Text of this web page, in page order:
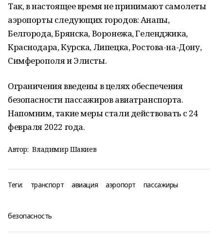
Так, в настоящее время не принимают самолеты
аэропорты следующих городов: Анапы,
Белгорода, Брянска, Воронежа, Геленджика,
Краснодара, Курска, Липецка, Ростова-на-Дону,
Симферополя и Элисты.
Ограничения введены в целях обеспечения
безопасности пассажиров авиатранспорта.
Напомним, такие меры стали действовать с 24
февраля 2022 года.
Автор: Владимир Шакиев
Теги: транспорт авиация аэропорт пассажиры
безопасность